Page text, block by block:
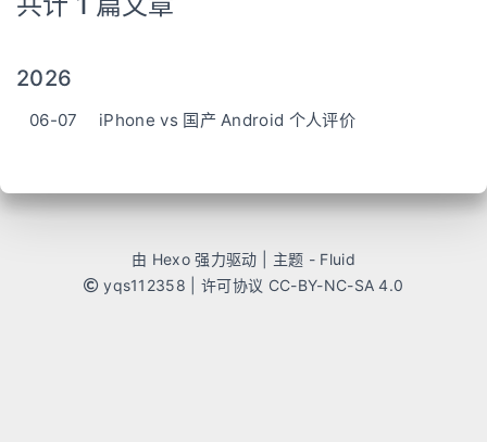
2026
06-07 iPhone vs 国产 Android 个人评价
由 Hexo 强力驱动 | 主题 - Fluid
yqs112358
|许可协议 CC-BY-NC-SA 4.0